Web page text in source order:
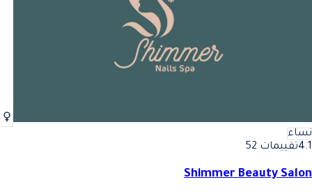
نساء
4.1تقييمات 52
Shimmer Beauty Salon